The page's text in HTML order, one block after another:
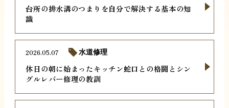
台所の排水溝のつまりを自分で解決する基本の知
識
休日の朝に始まったキッチン蛇口との格闘とシン
グルレバー修理の教訓
2026.05.07 水道修理